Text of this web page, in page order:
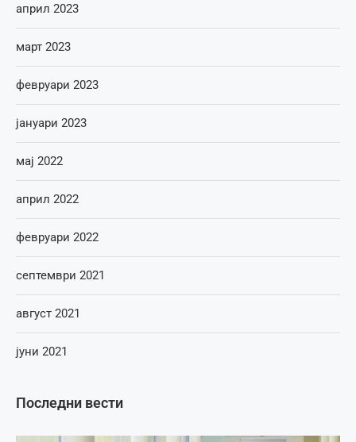
Последни вести
април 2023
март 2023
февруари 2023
јануари 2023
мај 2022
април 2022
февруари 2022
септември 2021
август 2021
јуни 2021